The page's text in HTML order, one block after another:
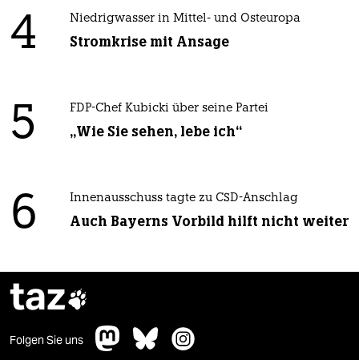
4 Niedrigwasser in Mittel- und Osteuropa
Stromkrise mit Ansage
5 FDP-Chef Kubicki über seine Partei
„Wie Sie sehen, lebe ich“
6 Innenausschuss tagte zu CSD-Anschlag
Auch Bayerns Vorbild hilft nicht weiter
taz
Folgen Sie uns